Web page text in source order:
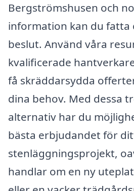
Bergströmshusen och
information kan du
beslut. Använd våra
kvalificerade
få skräddarsydda
dina behov. Med dessa
alternativ har du
bästa erbjudandet för
stenläggningsprojekt,
handlar om en ny